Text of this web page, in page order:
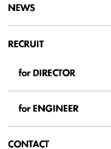
NEWS
RECRUIT
for DIRECTOR
for ENGINEER
CONTACT